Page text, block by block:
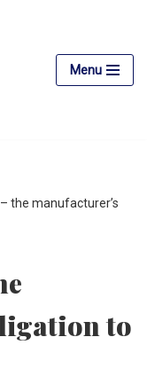
Menu
the manufacturer’s
to